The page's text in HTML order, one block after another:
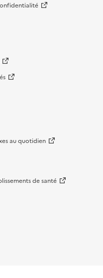
au quotidien
de santé